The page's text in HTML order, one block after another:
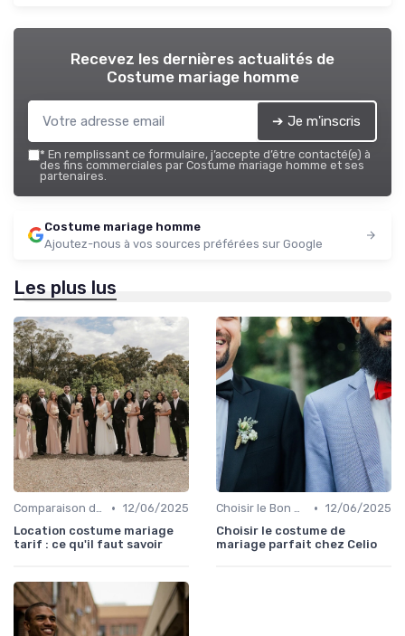
Recevez les dernières actualités de
Costume mariage homme
➔ Je m'inscris
* En remplissant ce formulaire, j’accepte d’être contacté(e) à
des fins commerciales par Costume mariage homme et ses
partenaires.
Costume mariage homme
Ajoutez-nous à vos sources préférées sur Google
Les plus lus
Comparaison de Prix et de Marques • 12/06/2025
Location costume mariage
tarif : ce qu'il faut savoir
Choisir le Bon Costume • 12/06/2025
Choisir le costume de
mariage parfait chez Celio